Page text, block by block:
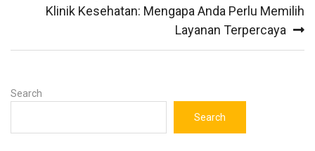
Klinik Kesehatan: Mengapa Anda Perlu Memilih
Layanan Terpercaya
Search
Search